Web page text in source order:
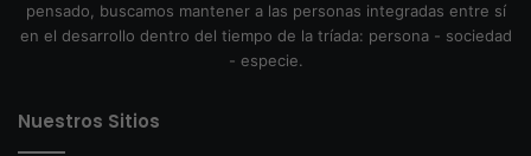
pensado, buscamos mantener a las personas integradas entre sí
en el desarrollo dentro del tiempo de la tríada: persona - sociedad
- especie.
Nuestros Sitios